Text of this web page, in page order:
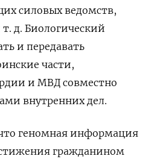
силовых ведомств,
д. Биологический
и передавать
части,
и МВД совместно
внутренних дел.
геномная информация
гражданином